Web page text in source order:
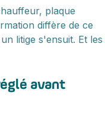
plaque
diffère de ce
litige s'ensuit. Et les
avant